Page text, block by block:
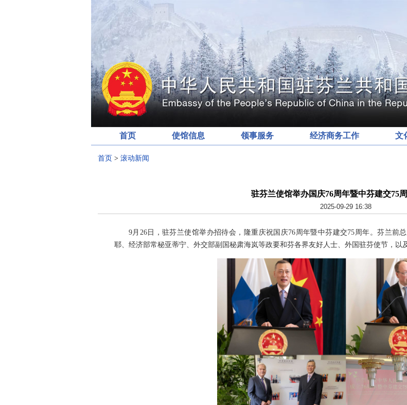
首页 使馆信息 领事服务 经济商务工作 文
首页 > 滚动新闻
驻芬兰使馆举办国庆76周年暨中芬建交75
2025-09-29 16:38
9月26日，驻芬兰使馆举办招待会，隆重庆祝国庆76周年暨中芬建交75周年。芬兰
耶、经济部常秘亚蒂宁、外交部副国秘肃海岚等政要和芬各界友好人士、外国驻芬使节，以